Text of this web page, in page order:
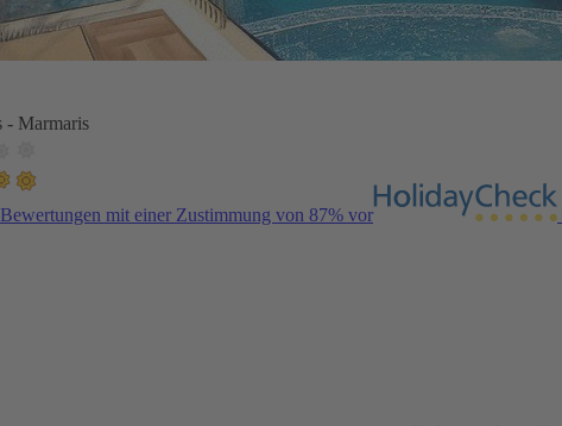
- Marmaris
mit einer Zustimmung von 87% vor